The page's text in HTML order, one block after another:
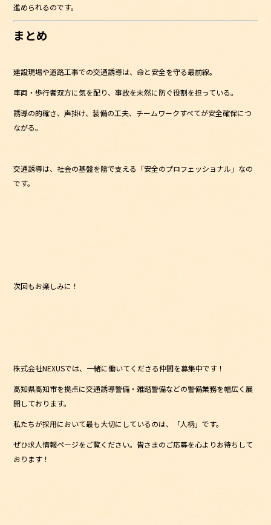
進められるのです。
まとめ
建設現場や道路工事での交通誘導は、命と安全を守る最前線。
車両・歩行者双方に気を配り、事故を未然に防ぐ役割を担っている。
誘導の的確さ、声掛け、装備の工夫、チームワーク――すべてが安全確保につ
ながる。
交通誘導は、社会の基盤を陰で支える「安全のプロフェッショナル」なの
です。
次回もお楽しみに！
株式会社NEXUSでは、一緒に働いてくださる仲間を募集中です！
高知県高知市を拠点に交通誘導警備・雑踏警備などの警備業務を幅広く展
開しております。
私たちが採用において最も大切にしているのは、「人柄」です。
ぜひ求人情報ページをご覧ください。皆さまのご応募を心よりお待ちして
おります！